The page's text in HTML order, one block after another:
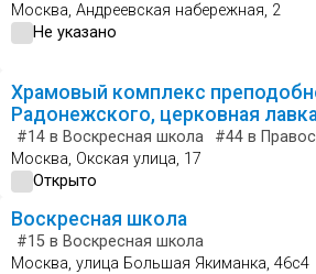
Москва, Андреевская набережная, 2
Не указано
Храмовый комплекс
Радонежского, церковная
#14 в Воскресная школа #44 в
Москва, Окская улица, 17
Открыто
Воскресная школа
#15 в Воскресная школа
Москва, улица Большая Якиманка, 46с4